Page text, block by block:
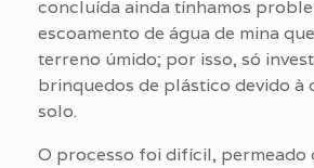
concluída ainda tínhamos
escoamento de água de mina
terreno úmido; por isso, só
brinquedos de plástico devido à
solo.
O processo foi difícil, permeado